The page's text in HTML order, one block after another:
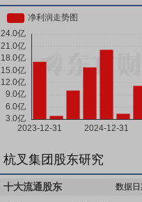
杭叉集团股东研究
十大流通股东 数据